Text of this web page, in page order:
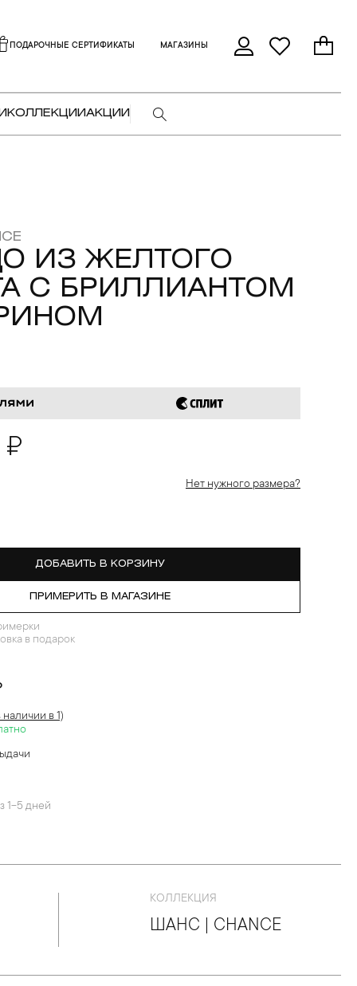
ПОДАРОЧНЫЕ СЕРТИФИКАТЫ МАГАЗИНЫ
КОЛЛЕКЦИИАКЦИИ
ИЗ ЖЕЛТОГО
С БРИЛЛИАНТОМ
₽
Нет нужного размера?
ДОБАВИТЬ В КОРЗИНУ
ПРИМЕРИТЬ В МАГАЗИНЕ
в подарок
наличии в 1)
1-5 дней
КОЛЛЕКЦИЯ
ШАНС | CHANCE